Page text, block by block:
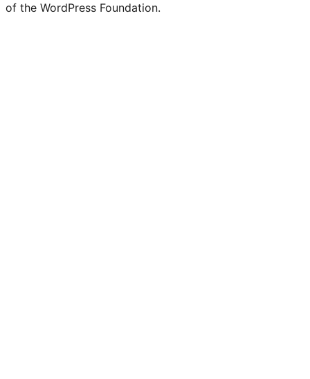
of the WordPress Foundation.